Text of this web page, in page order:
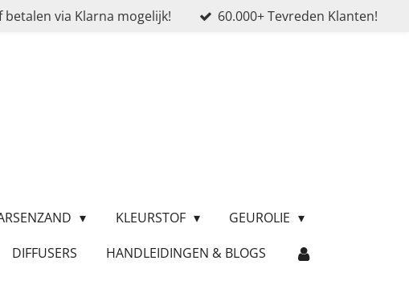
betalen via Klarna mogelijk! 60.000+ Tevreden Klanten!
KLEURSTOF
GEUROLIE
DIFFUSERS
HANDLEIDINGEN & BLOGS